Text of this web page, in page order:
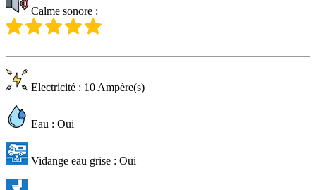
Calme sonore :
Electricité : 10 Ampère(s)
Eau : Oui
Vidange eau grise : Oui